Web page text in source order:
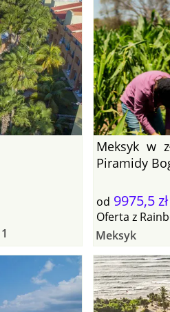
Meksyk w
Piramidy
od 9975,5 zł
Oferta z
Meksyk